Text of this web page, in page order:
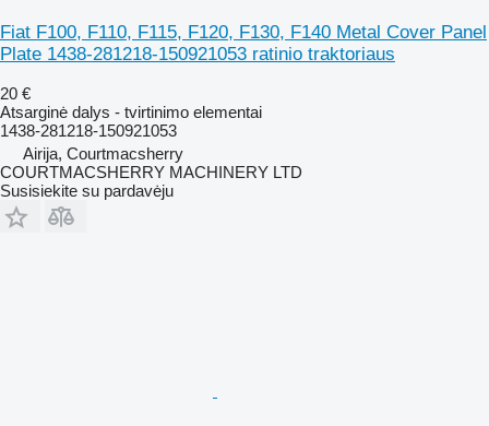
Fiat F100, F110, F115, F120, F130, F140 Metal Cover Panel
Plate 1438-281218-150921053 ratinio traktoriaus
20 €
Atsarginė dalys - tvirtinimo elementai
1438-281218-150921053
Airija, Courtmacsherry
COURTMACSHERRY MACHINERY LTD
Susisiekite su pardavėju